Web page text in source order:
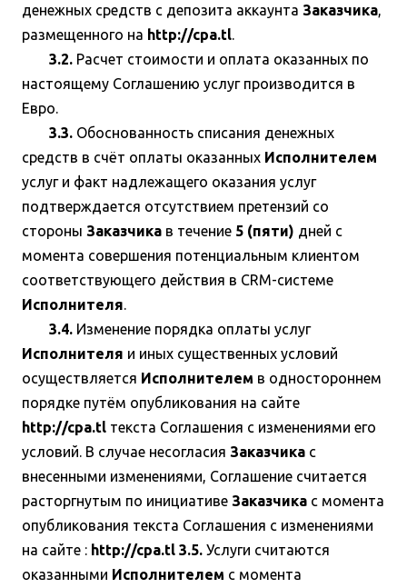
денежных средств с депозита аккаунта Заказчика,
размещенного на http://cpa.tl.
3.2. Расчет стоимости и оплата оказанных по
настоящему Соглашению услуг производится в
Евро.
3.3. Обоснованность списания денежных
средств в счёт оплаты оказанных Исполнителем
услуг и факт надлежащего оказания услуг
подтверждается отсутствием претензий со
стороны Заказчика в течение 5 (пяти) дней с
момента совершения потенциальным клиентом
соответствующего действия в CRM-системе
Исполнителя.
3.4. Изменение порядка оплаты услуг
Исполнителя и иных существенных условий
осуществляется Исполнителем в одностороннем
порядке путём опубликования на сайте
http://cpa.tl текста Соглашения с изменениями его
условий. В случае несогласия Заказчика с
внесенными изменениями, Соглашение считается
расторгнутым по инициативе Заказчика с момента
опубликования текста Соглашения с изменениями
на сайте : http://cpa.tl 3.5. Услуги считаются
оказанными Исполнителем с момента